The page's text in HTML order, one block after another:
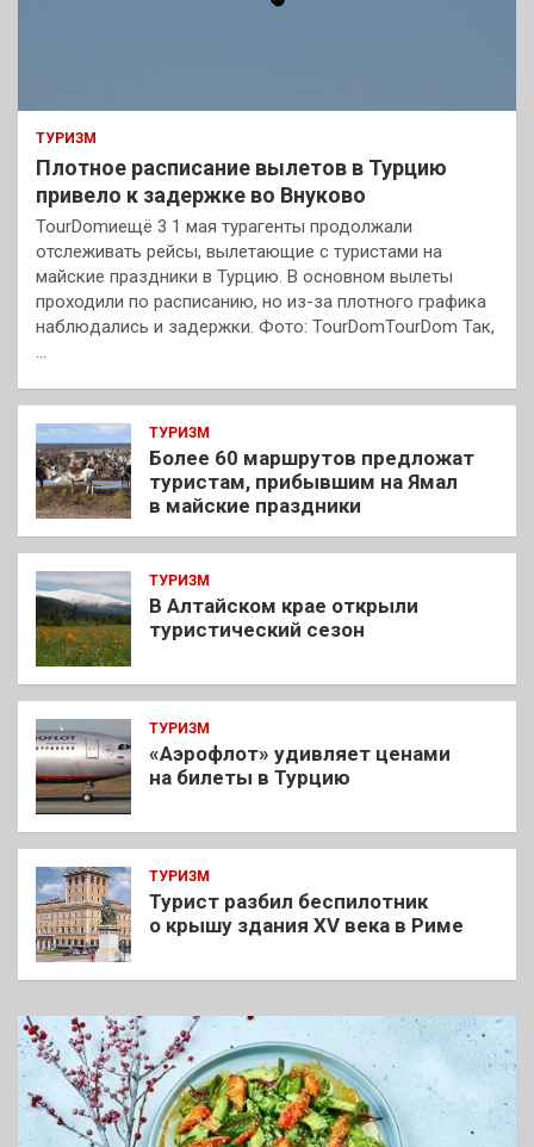
ТУРИЗМ
Плотное расписание вылетов в Турцию
привело к задержке во Внуково
TourDomиещё 3 1 мая турагенты продолжали
отслеживать рейсы, вылетающие с туристами на
майские праздники в Турцию. В основном вылеты
проходили по расписанию, но из-за плотного графика
наблюдались и задержки. Фото: TourDomTourDom Так,
…
ТУРИЗМ
Более 60 маршрутов предложат
туристам, прибывшим на Ямал
в майские праздники
ТУРИЗМ
В Алтайском крае открыли
туристический сезон
ТУРИЗМ
«Аэрофлот» удивляет ценами
на билеты в Турцию
ТУРИЗМ
Турист разбил беспилотник
о крышу здания XV века в Риме